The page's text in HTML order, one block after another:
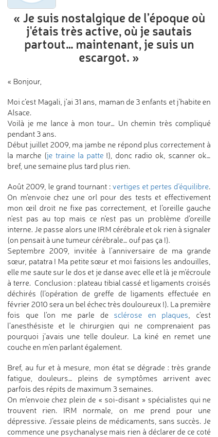
« Je suis nostalgique de l’époque où
j'étais très active, où je sautais
partout… maintenant, je suis un
escargot. »
« Bonjour,
Moi c’est Magali, j’ai 31 ans, maman de 3 enfants et j’habite en
Alsace.
Voilà je me lance à mon tour… Un chemin très compliqué
pendant 3 ans.
Début juillet 2009, ma jambe ne répond plus correctement à
la marche (je traine la patte!), donc radio ok, scanner ok…
bref, une semaine plus tard plus rien.
Août 2009, le grand tournant : vertiges et pertes d’équilibre.
On m’envoie chez une orl pour des tests et effectivement
mon œil droit ne fixe pas correctement, et l’oreille gauche
n’est pas au top mais ce n’est pas un problème d’oreille
interne. Je passe alors une IRM cérébrale et ok rien à signaler
(on pensait à une tumeur cérébrale… ouf pas ça !).
Septembre 2009, invitée à l’anniversaire de ma grande
sœur, patatra ! Ma petite sœur et moi faisions les andouilles,
elle me saute sur le dos et je danse avec elle et là je m’écroule
à terre. Conclusion : plateau tibial cassé et ligaments croisés
déchirés (l’opération de greffe de ligaments effectuée en
février 2010 sera un bel échec très douloureux !). La première
fois que l’on me parle de sclérose en plaques, c’est
l’anesthésiste et le chirurgien qui ne comprenaient pas
pourquoi j’avais une telle douleur. La kiné en remet une
couche en m’en parlant également.
Bref, au fur et à mesure, mon état se dégrade : très grande
fatigue, douleurs… pleins de symptômes arrivent avec
parfois des répits de maximum 3 semaines.
On m’envoie chez plein de « soi-disant » spécialistes qui ne
trouvent rien. IRM normale, on me prend pour une
dépressive. J’essaie pleins de médicaments, sans succès. Je
commence une psychanalyse mais rien à déclarer de ce coté